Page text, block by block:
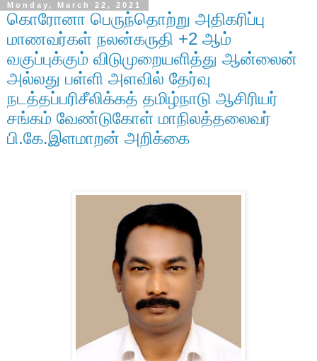
Monday, March 22, 2021
கொரோனா பெருந்தொற்று அதிகரிப்பு
மாணவர்கள் நலன்கருதி +2 ஆம்
வகுப்புக்கும் விடுமுறையளித்து ஆன்லைன்
அல்லது பள்ளி அளவில் தேர்வு
நடத்தப்பரிசீலிக்கத் தமிழ்நாடு ஆசிரியர்
சங்கம் வேண்டுகோள் மாநிலத்தலைவர்
பி.கே.இளமாறன் அறிக்கை